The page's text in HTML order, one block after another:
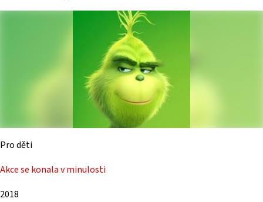
Pro děti
Akce se konala v minulosti
2018